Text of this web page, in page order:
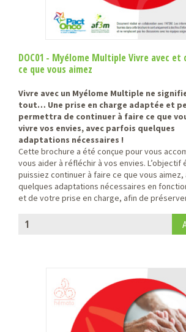
DOC01 - Myélome Multiple Vivre avec
ce que vous aimez
Vivre avec un Myélome Multiple ne
tout… Une prise en charge adaptée et
permettra de continuer à faire ce que
vivre vos envies, avec parfois quelques
adaptations nécessaires !
Cette brochure a été conçue pour vous
vous aider à réfléchir à vos envies. L’objectif
puissiez continuer à faire ce que vous
quelques adaptations nécessaires en
et de votre prise en charge, afin de